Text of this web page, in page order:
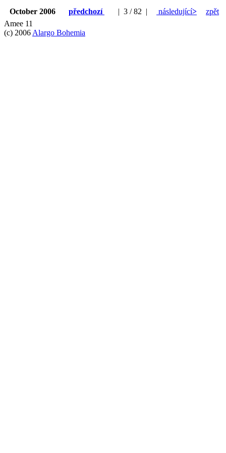
October 2006 předchozí | 3 / 82 | následující>
zpět
Amee 11
(c) 2006 Alargo Bohemia